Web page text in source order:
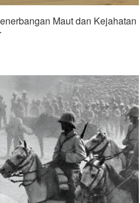
Maut dan Kejahatan